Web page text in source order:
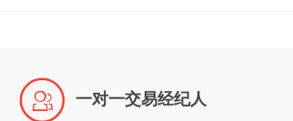
 一对一交易经纪人